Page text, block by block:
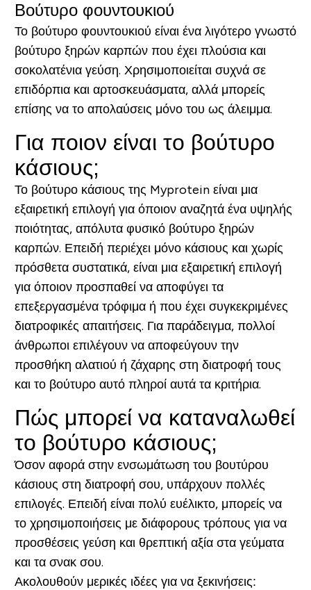
Βούτυρο φουντουκιού
Το βούτυρο φουντουκιού είναι ένα λιγότερο γνωστό
βούτυρο ξηρών καρπών που έχει πλούσια και
σοκολατένια γεύση. Χρησιμοποιείται συχνά σε
επιδόρπια και αρτοσκευάσματα, αλλά μπορείς
επίσης να το απολαύσεις μόνο του ως άλειμμα.
Για ποιον είναι το βούτυρο
κάσιους;
Το βούτυρο κάσιους της Myprotein είναι μια
εξαιρετική επιλογή για όποιον αναζητά ένα υψηλής
ποιότητας, απόλυτα φυσικό βούτυρο ξηρών
καρπών. Επειδή περιέχει μόνο κάσιους και χωρίς
πρόσθετα συστατικά, είναι μια εξαιρετική επιλογή
για όποιον προσπαθεί να αποφύγει τα
επεξεργασμένα τρόφιμα ή που έχει συγκεκριμένες
διατροφικές απαιτήσεις. Για παράδειγμα, πολλοί
άνθρωποι επιλέγουν να αποφεύγουν την
προσθήκη αλατιού ή ζάχαρης στη διατροφή τους
και το βούτυρο αυτό πληροί αυτά τα κριτήρια.
Πώς μπορεί να καταναλωθεί
το βούτυρο κάσιους;
Όσον αφορά στην ενσωμάτωση του βουτύρου
κάσιους στη διατροφή σου, υπάρχουν πολλές
επιλογές. Επειδή είναι πολύ ευέλικτο, μπορείς να
το χρησιμοποιήσεις με διάφορους τρόπους για να
προσθέσεις γεύση και θρεπτική αξία στα γεύματα
και τα σνακ σου.
Ακολουθούν μερικές ιδέες για να ξεκινήσεις: